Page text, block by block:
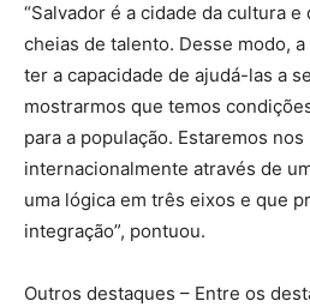
“Salvador é a cidade da cultura
cheias de talento. Desse modo,
ter a capacidade de ajudá-las a
mostrarmos que temos
para a população. Estaremos
internacionalmente através de
uma lógica em três eixos e que
integração”, pontuou.
Outros destaques – Entre os